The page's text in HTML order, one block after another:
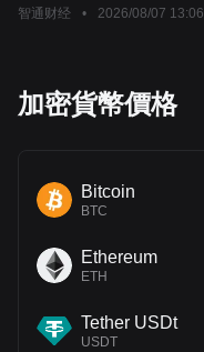
智通财经 • 2026/08/07 13:06
加密貨幣價格
Bitcoin
BTC
Ethereum
ETH
Tether USDt
USDT